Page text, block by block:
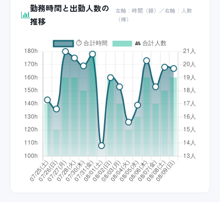
勤務時間と出勤人数の
推移
左軸：時間（線）／右軸：人数
（棒）